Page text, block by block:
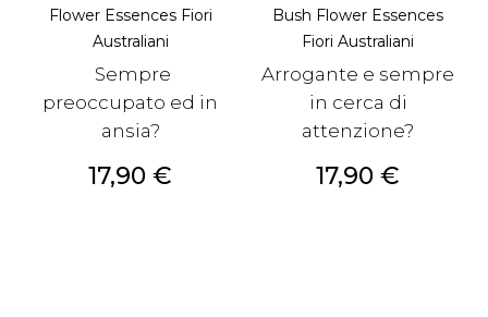
Flower Essences Fiori
Australiani
Sempre
preoccupato ed in
ansia?
Prezzo
17,90 €
Bush Flower Essences
Fiori Australiani
Arrogante e sempre
in cerca di
attenzione?
Prezzo
17,90 €